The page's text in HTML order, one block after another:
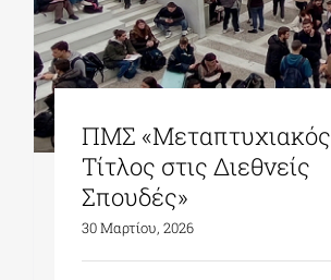
ΠΜΣ «Μεταπτυχιακός
Τίτλος στις Διεθνείς
Σπουδές»
30 Μαρτίου, 2026